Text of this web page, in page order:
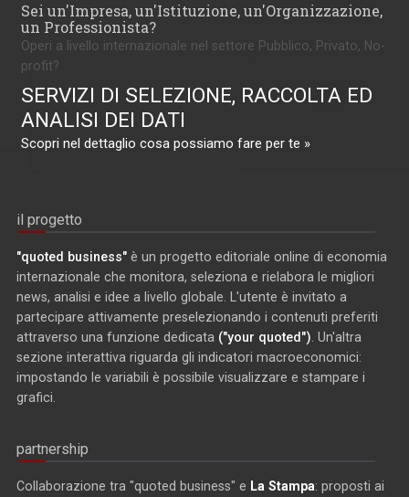
Sei un'Impresa, un'Istituzione, un'Organizzazione,
un Professionista?
Operi a livello internazionale nel settore Pubblico, Privato, No-
profit?
SERVIZI DI SELEZIONE, RACCOLTA ED
ANALISI DEI DATI
Scopri nel dettaglio cosa possiamo fare per te »
il progetto
"quoted business" è un progetto editoriale online di economia
internazionale che monitora, seleziona e rielabora le migliori
news, analisi e idee a livello globale. L'utente è invitato a
partecipare attivamente preselezionando i contenuti preferiti
attraverso una funzione dedicata ("your quoted") . Un'altra
sezione interattiva riguarda gli indicatori macroeconomici:
impostando le variabili è possibile visualizzare e stampare i
grafici.
partnership
Collaborazione tra "quoted business" e La Stampa: proposti ai